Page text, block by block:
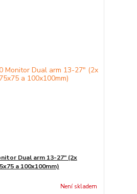
Dual arm 13-27" (2x
a 100x100mm)
Není skladem